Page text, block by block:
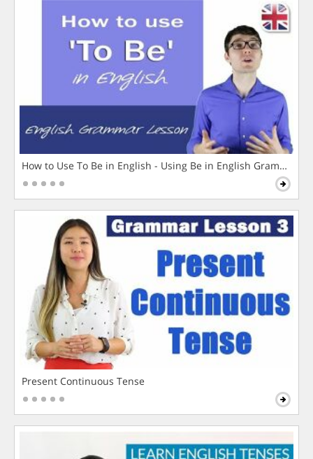
How to Use To Be in English - Using Be in English Grammar
Present Continuous Tense